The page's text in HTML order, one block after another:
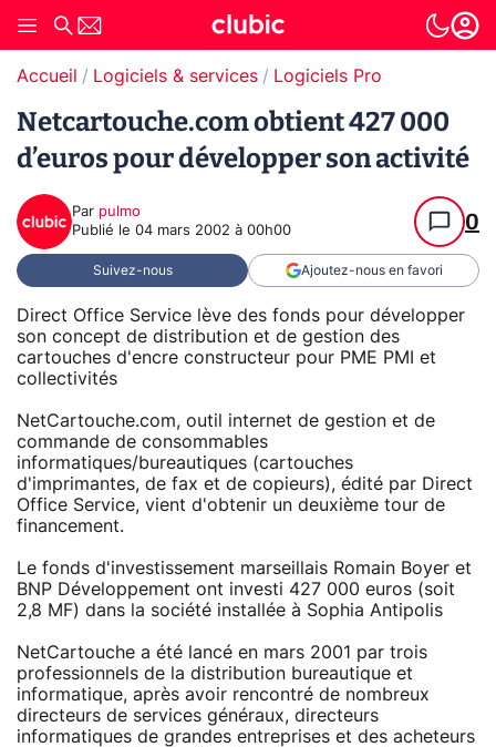
Accueil Logiciels & services Logiciels Pro
Netcartouche.com obtient 427 000
d’euros pour développer son activité
Par pulmo
Publié le 04 mars 2002 à 00h00 0
Suivez-nous Ajoutez-nous en favori
Direct Office Service lève des fonds pour développer
son concept de distribution et de gestion des
cartouches d'encre constructeur pour PME PMI et
collectivités
NetCartouche.com, outil internet de gestion et de
commande de consommables
informatiques/bureautiques (cartouches
d'imprimantes, de fax et de copieurs), édité par Direct
Office Service, vient d'obtenir un deuxième tour de
financement.
Le fonds d'investissement marseillais Romain Boyer et
BNP Développement ont investi 427 000 euros (soit
2,8 MF) dans la société installée à Sophia Antipolis
NetCartouche a été lancé en mars 2001 par trois
professionnels de la distribution bureautique et
informatique, après avoir rencontré de nombreux
directeurs de services généraux, directeurs
informatiques de grandes entreprises et des acheteurs